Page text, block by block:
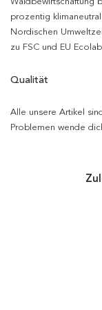
prozentig
Nordischen
zu FSC und EU
Qualität
Alle unsere Artikel
Problemen wende